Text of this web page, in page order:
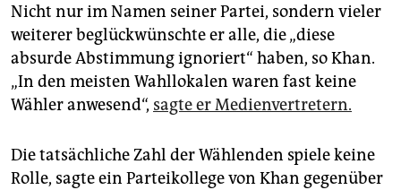
Nicht nur im Namen seiner Partei, sondern vieler
weiterer beglückwünschte er alle, die „diese
absurde Abstimmung ignoriert“ haben, so Khan.
„In den meisten Wahllokalen waren fast keine
Wähler anwesend“, sagte er Medienvertretern.
Die tatsächliche Zahl der Wählenden spiele keine
Rolle, sagte ein Parteikollege von Khan gegenüber